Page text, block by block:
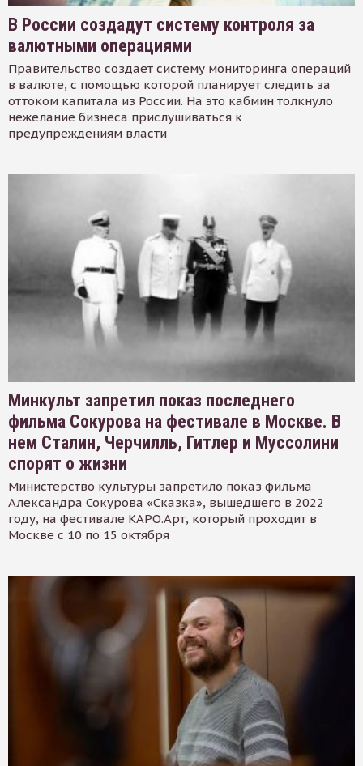
В России создадут систему контроля за
валютными операциями
Правительство создает систему мониторинга операций
в валюте, с помощью которой планирует следить за
оттоком капитала из России. На это кабмин толкнуло
нежелание бизнеса прислушиваться к
предупреждениям власти
Минкульт запретил показ последнего
фильма Сокурова на фестивале в Москве. В
нем Сталин, Черчилль, Гитлер и Муссолини
спорят о жизни
Министерство культуры запретило показ фильма
Александра Сокурова «Сказка», вышедшего в 2022
году, на фестивале КАРО.Арт, который проходит в
Москве с 10 по 15 октября